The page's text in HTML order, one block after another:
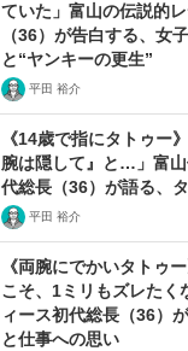
ていた」富山の伝説的
（36）が告白する、女
と“ヤンキーの更生”
平田 裕介
《14歳で指にタトゥー
腕は隠して』と…」富
代総長（36）が語る、
平田 裕介
《両腕にでかいタトゥ
こそ、1ミリもズレたく
ィース初代総長（36）
と仕事への思い